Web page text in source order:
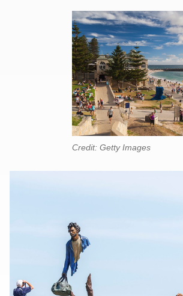
Credit: Getty Images